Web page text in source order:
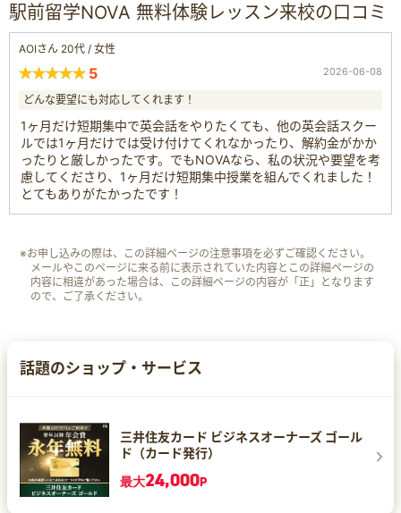
駅前留学NOVA 無料体験レッスン来校の口コミ
AOIさん 20代 / 女性
5 2026-06-08
どんな要望にも対応してくれます！
1ヶ月だけ短期集中で英会話をやりたくても、他の英会話スクー
ルでは1ヶ月だけでは受け付けてくれなかったり、解約金がかか
ったりと厳しかったです。でもNOVAなら、私の状況や要望を考
慮してくださり、1ヶ月だけ短期集中授業を組んでくれました！
とてもありがたかったです！
※お申し込みの際は、この詳細ページの注意事項を必ずご確認ください。
メールやこのページに来る前に表示されていた内容とこの詳細ページの
内容に相違があった場合は、この詳細ページの内容が「正」となります
ので、ご了承ください。
話題のショップ・サービス
三井住友カード ビジネスオーナーズ ゴール
ド（カード発行）
最大24,000P